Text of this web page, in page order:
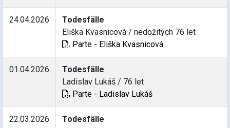
24.04.2026
Todesfälle
Eliška Kvasnicová / nedožitých 76 let
Parte - Eliška Kvasnicová
01.04.2026
Todesfälle
Ladislav Lukáš / 76 let
Parte - Ladislav Lukáš
22.03.2026
Todesfälle